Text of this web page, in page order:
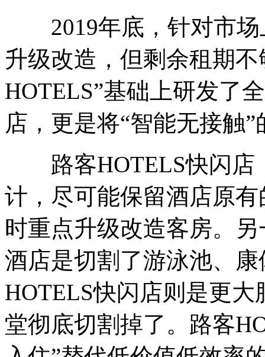
2019年底，针对市场
升级改造，但剩余租期
HOTELS”基础上研发了
店，更是将“智能无接触
路客HOTELS快闪店
计，尽可能保留酒店原
时重点升级改造客房。
酒店是切割了游泳池、
HOTELS快闪店则是更
堂彻底切割掉了。路客